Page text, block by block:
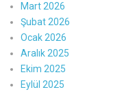
Mart 2026
Şubat 2026
Ocak 2026
Aralık 2025
Ekim 2025
Eylül 2025